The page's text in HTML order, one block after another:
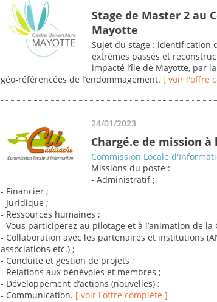
Stage de Master 2 au
Mayotte
Sujet du stage : identification
extrêmes passés et
impacté l’île de Mayotte, par
géo‐référencées de l’endommagement. [ voir l'offre
24/01/2023
Chargé.e de mission à
Commission Locale
Missions du poste :
- Administratif ;
- Financier ;
- Juridique ;
- Ressources humaines ;
- Vous participerez au pilotage et à l’animation de la
- Collaboration avec les partenaires et institutions
associations etc.) ;
- Conduite et gestion de projets ;
- Relations aux bénévoles et membres ;
- Développement d’actions (nouvelles) ;
- Communication. [ voir l'offre complète ]